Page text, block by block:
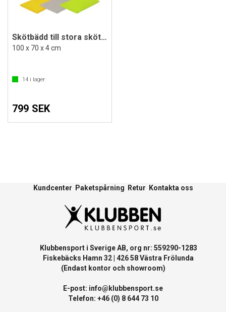
Skötbädd till stora skötbord
100 x 70 x 4 cm
14 i lager
799 SEK
Kundcenter Paketspårning Retur Kontakta oss
Klubbensport i Sverige AB, org nr: 559290-1283
Fiskebäcks Hamn 32 | 426 58 Västra Frölunda
(Endast kontor och showroom)
E-post: info@klubbensport.se
Telefon: +46 (0) 8 644 73 10